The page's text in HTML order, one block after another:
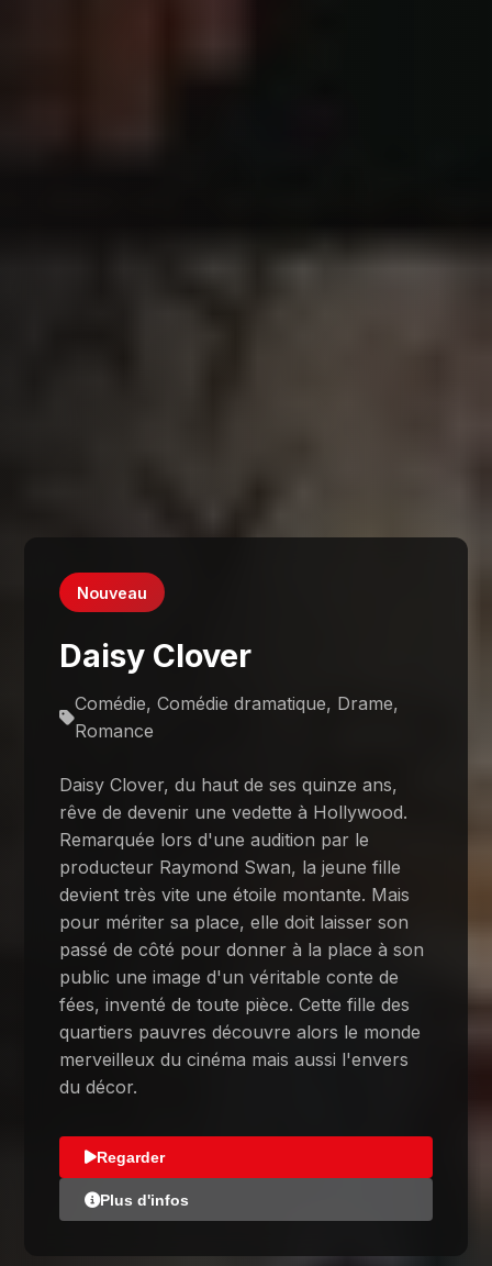
Nouveau
Daisy Clover
Comédie, Comédie dramatique, Drame,
Romance
Daisy Clover, du haut de ses quinze ans,
rêve de devenir une vedette à Hollywood.
Remarquée lors d'une audition par le
producteur Raymond Swan, la jeune fille
devient très vite une étoile montante. Mais
pour mériter sa place, elle doit laisser son
passé de côté pour donner à la place à son
public une image d'un véritable conte de
fées, inventé de toute pièce. Cette fille des
quartiers pauvres découvre alors le monde
merveilleux du cinéma mais aussi l'envers
du décor.
Regarder
Plus d'infos